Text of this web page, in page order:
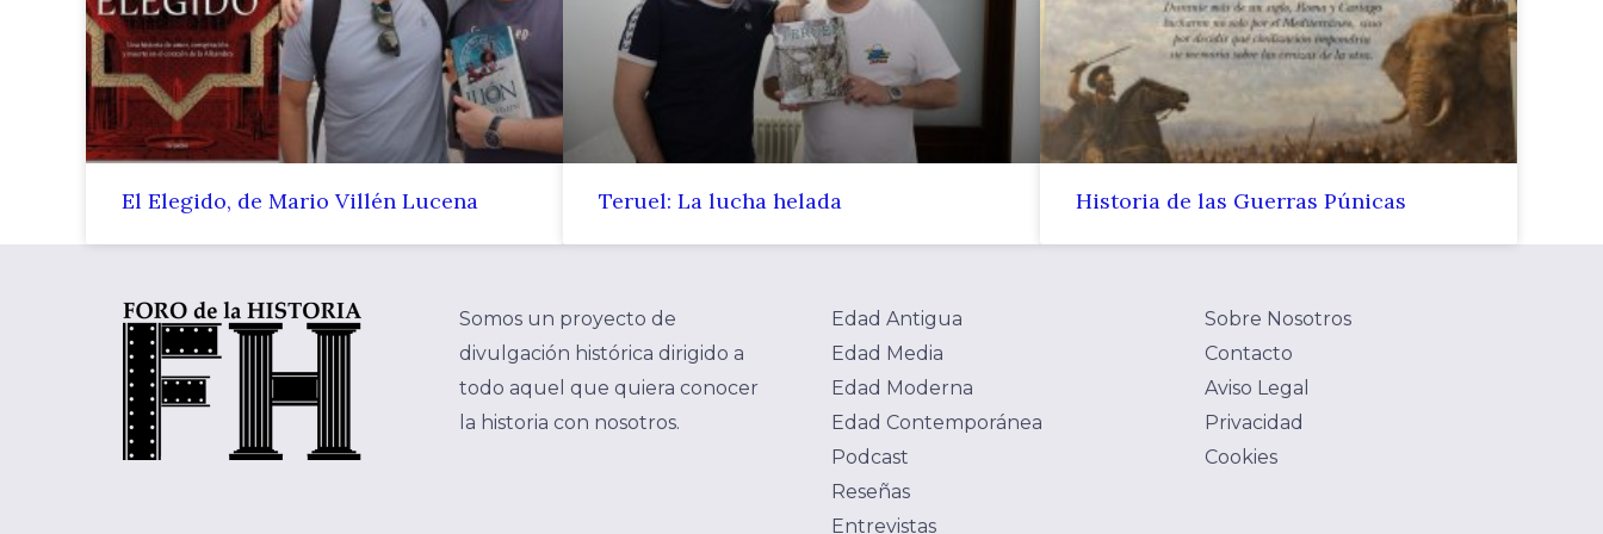
El Elegido, de Mario Villén Lucena Teruel: La lucha helada Historia de las Guerras Púnicas
Somos un proyecto de
divulgación histórica dirigido a
todo aquel que quiera conocer
la historia con nosotros.
Edad Antigua
Edad Media
Edad Moderna
Edad Contemporánea
Podcast
Reseñas
Entrevistas
Sobre Nosotros
Contacto
Aviso Legal
Privacidad
Cookies